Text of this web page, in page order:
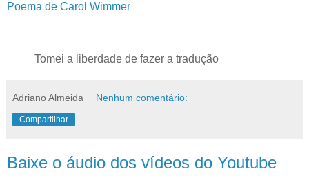
Poema de Carol Wimmer
Tomei a liberdade de fazer a tradução
Adriano Almeida Nenhum comentário:
Compartilhar
Baixe o áudio dos vídeos do Youtube